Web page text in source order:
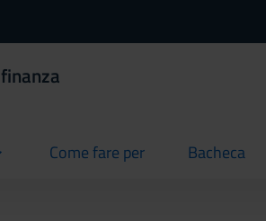
Come fare per
current Bacheca
current